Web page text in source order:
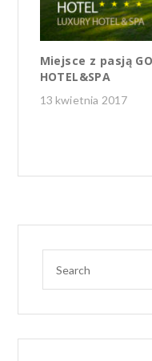
Miejsce z pasją
HOTEL&SPA
13 kwietnia 2017